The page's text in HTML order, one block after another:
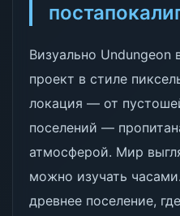
Визуально Undungeon
проект в стиле
локация — от
поселений —
атмосферой. Мир
можно изучать
древнее поселение,